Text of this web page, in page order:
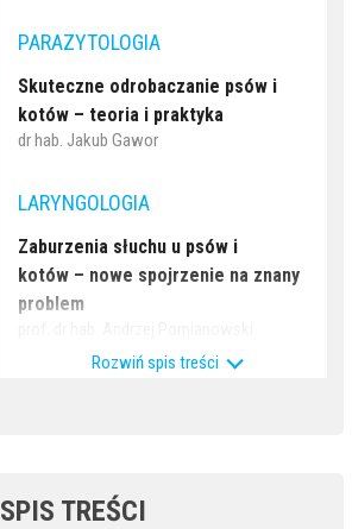
PARAZYTOLOGIA
Skuteczne odrobaczanie psów i
kotów – teoria i praktyka
dr hab. Jakub Gawor
LARYNGOLOGIA
Zaburzenia słuchu u psów i
kotów – nowe spojrzenie na znany
problem
prof. dr hab. Zdzisław Gliński
dr n. wet. Andrzej Żmuda
Rozwiń spis treści
SPIS TREŚCI